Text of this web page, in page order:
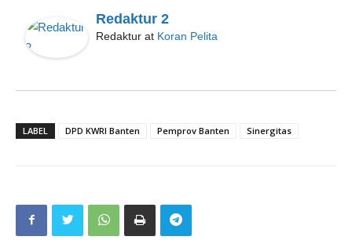
Redaktur 2
Redaktur at Koran Pelita
LABEL DPD KWRI Banten Pemprov Banten Sinergitas